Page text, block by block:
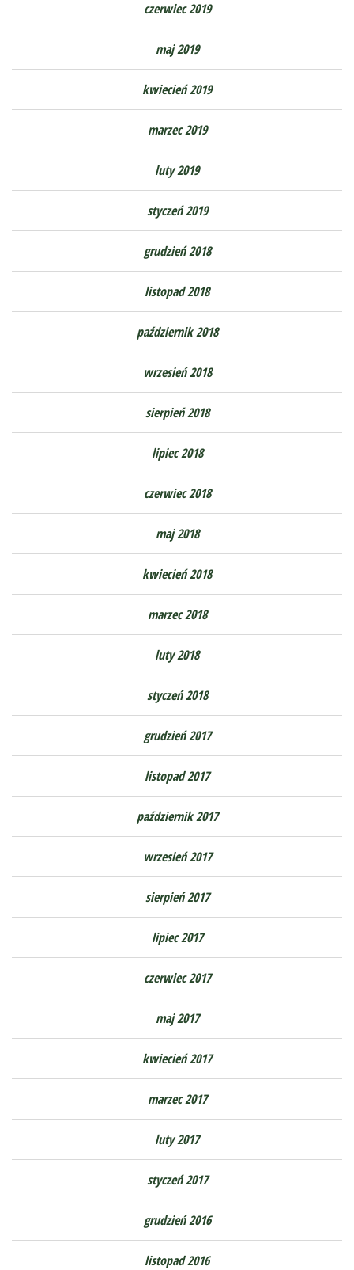
czerwiec 2019
maj 2019
kwiecień 2019
marzec 2019
luty 2019
styczeń 2019
grudzień 2018
listopad 2018
październik 2018
wrzesień 2018
sierpień 2018
lipiec 2018
czerwiec 2018
maj 2018
kwiecień 2018
marzec 2018
luty 2018
styczeń 2018
grudzień 2017
listopad 2017
październik 2017
wrzesień 2017
sierpień 2017
lipiec 2017
czerwiec 2017
maj 2017
kwiecień 2017
marzec 2017
luty 2017
styczeń 2017
grudzień 2016
listopad 2016